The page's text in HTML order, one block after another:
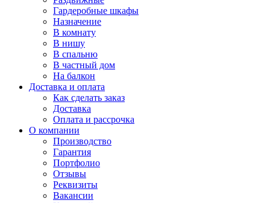
Гардеробные шкафы
Назначение
В комнату
В нишу
В спальню
В частный дом
На балкон
Доставка и оплата
Как сделать заказ
Доставка
Оплата и рассрочка
О компании
Производство
Гарантия
Портфолио
Отзывы
Реквизиты
Вакансии